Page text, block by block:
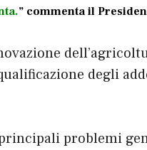
” commenta il
degli
problemi